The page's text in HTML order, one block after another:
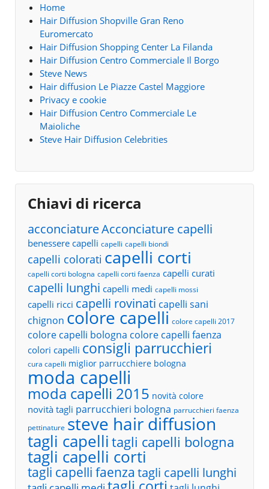
Home
Hair Diffusion Shopville Gran Reno
Euromercato
Hair Diffusion Shopping Center La Filanda
Hair Diffusion Centro Commerciale Il Borgo
Steve News
Hair diffusion Le Piazze Castel Maggiore
Privacy e cookie
Hair Diffusion Centro Commerciale Le
Maioliche
Steve Hair Diffusion Celebrities
Chiavi di ricerca
acconciatureAcconciature capelli
benessere capelli capelli capelli biondi
capelli colorati capelli corti
capelli corti bologna capelli corti faenza capelli curati
capelli lunghi capelli medi capelli mossi
capelli ricci capelli rovinati capelli sani
chignon colore capelli colore capelli 2017
colore capelli bologna colore capelli faenza
colori capelli consigli parrucchieri
cura capelli miglior parrucchiere bologna
moda capelli
moda capelli 2015 novità colore
novità tagli parrucchieri bologna parrucchieri faenza
pettinature steve hair diffusion
tagli capelli tagli capelli bologna
tagli capelli corti
tagli capelli faenza tagli capelli lunghi